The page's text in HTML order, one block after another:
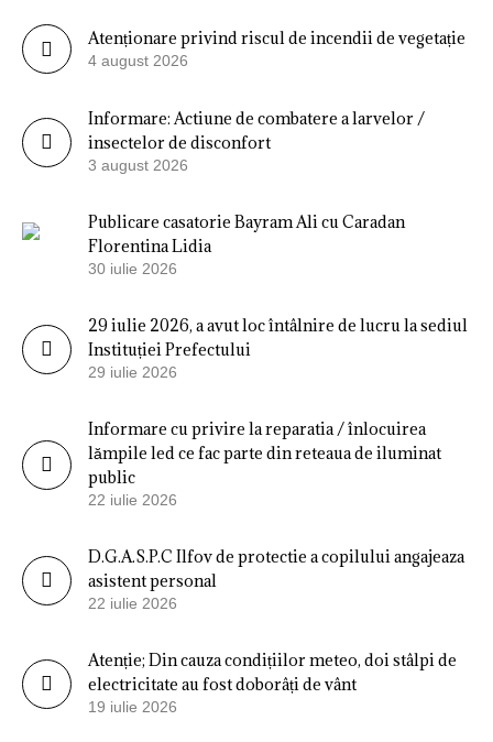
Atenționare privind riscul de incendii de vegetație
4 august 2026
Informare: Actiune de combatere a larvelor /
insectelor de disconfort
3 august 2026
Publicare casatorie Bayram Ali cu Caradan
Florentina Lidia
30 iulie 2026
29 iulie 2026, a avut loc întâlnire de lucru la sediul
Instituției Prefectului
29 iulie 2026
Informare cu privire la reparatia / înlocuirea
lămpile led ce fac parte din reteaua de iluminat
public
22 iulie 2026
D.G.A.S.P.C Ilfov de protectie a copilului angajeaza
asistent personal
22 iulie 2026
Atenție; Din cauza condițiilor meteo, doi stâlpi de
electricitate au fost doborâți de vânt
19 iulie 2026